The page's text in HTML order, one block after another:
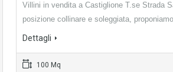
Villini in vendita a Castiglione T.se Strada
posizione collinare e soleggiata,
Dettagli
100 Mq